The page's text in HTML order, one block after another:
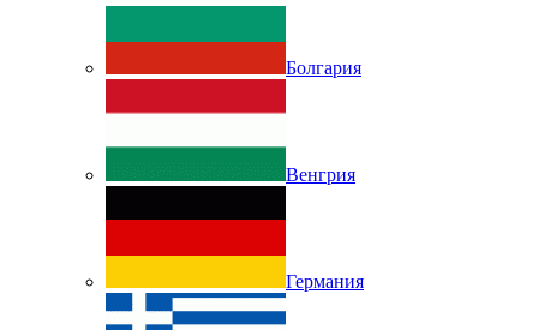
Болгария
Венгрия
Германия